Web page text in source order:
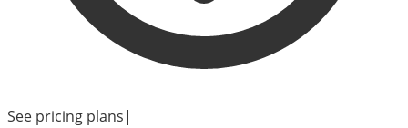
See pricing plans|